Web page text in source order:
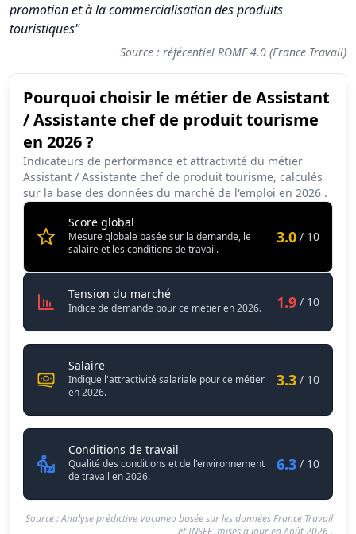
promotion et à la commercialisation des produits
touristiques"
Source : référentiel ROME 4.0 (France Travail)
Pourquoi choisir le métier de Assistant
/ Assistante chef de produit tourisme
en 2026 ?
Indicateurs de performance et attractivité du métier
Assistant / Assistante chef de produit tourisme, calculés
sur la base des données du marché de l'emploi en 2026 .
Score global
Mesure globale basée sur la demande, le
salaire et les conditions de travail.
3.0 / 10
Synthèse des scores du métier Assistant / Assistante chef de
Indicateur
Score (sur 10)
Attractivité globale
3.0
Tension du marché
1.9
Salaire
Conditions de travail
6.3
Tension du marchéAssistant / Assistante chef de
Indice de demande pour ce métier en 2026. 1.9 / 10
SalaireAssistant / Assistante chef de produit tourisme
Indique l'attractivité salariale pour ce métier
en 2026.
3.3 / 10
Conditions de travail
Qualité des conditions et de l'environnement
de travail en 2026.
6.3 / 10
Source : Analyse prédictive Vocaneo basée sur les données France Travail
et INSEE, mises à jour enAoût 2026.